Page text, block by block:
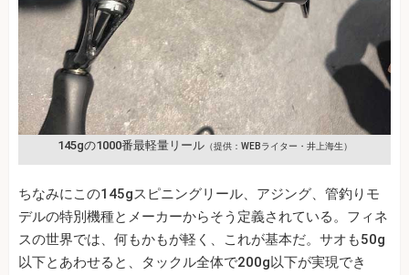
145gの1000番最軽量リール（提供：WEBライター・井上海生）
ちなみにこの145gスピニングリール、アジング、管釣りモ
デルの特別機種とメーカーからそう定義されている。フィネ
スの世界では、何もかもが軽く、これが基本だ。サオも50g
以下とあわせると、タックル全体で200g以下が実現でき